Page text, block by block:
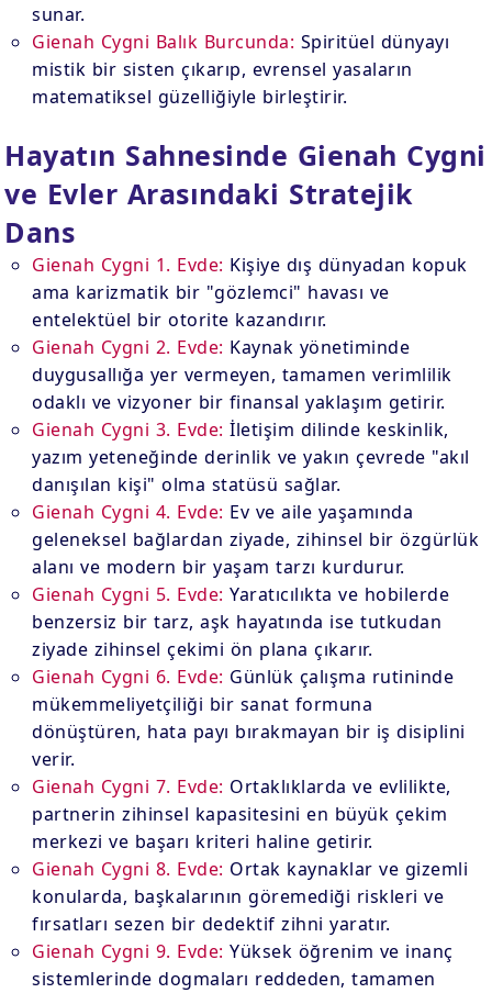
sunar.
Gienah Cygni Balık Burcunda: Spiritüel dünyayı
mistik bir sisten çıkarıp, evrensel yasaların
matematiksel güzelliğiyle birleştirir.
Hayatın Sahnesinde Gienah Cygni
ve Evler Arasındaki Stratejik
Dans
Gienah Cygni 1. Evde: Kişiye dış dünyadan kopuk
ama karizmatik bir "gözlemci" havası ve
entelektüel bir otorite kazandırır.
Gienah Cygni 2. Evde: Kaynak yönetiminde
duygusallığa yer vermeyen, tamamen verimlilik
odaklı ve vizyoner bir finansal yaklaşım getirir.
Gienah Cygni 3. Evde: İletişim dilinde keskinlik,
yazım yeteneğinde derinlik ve yakın çevrede "akıl
danışılan kişi" olma statüsü sağlar.
Gienah Cygni 4. Evde: Ev ve aile yaşamında
geleneksel bağlardan ziyade, zihinsel bir özgürlük
alanı ve modern bir yaşam tarzı kurdurur.
Gienah Cygni 5. Evde: Yaratıcılıkta ve hobilerde
benzersiz bir tarz, aşk hayatında ise tutkudan
ziyade zihinsel çekimi ön plana çıkarır.
Gienah Cygni 6. Evde: Günlük çalışma rutininde
mükemmeliyetçiliği bir sanat formuna
dönüştüren, hata payı bırakmayan bir iş disiplini
verir.
Gienah Cygni 7. Evde: Ortaklıklarda ve evlilikte,
partnerin zihinsel kapasitesini en büyük çekim
merkezi ve başarı kriteri haline getirir.
Gienah Cygni 8. Evde: Ortak kaynaklar ve gizemli
konularda, başkalarının göremediği riskleri ve
fırsatları sezen bir dedektif zihni yaratır.
Gienah Cygni 9. Evde: Yüksek öğrenim ve inanç
sistemlerinde dogmaları reddeden, tamamen